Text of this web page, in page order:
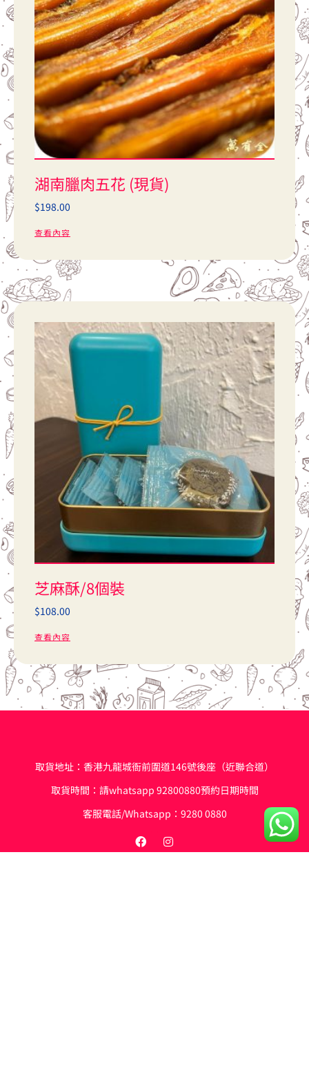
湖南臘肉五花 (現貨)
$198.00
查看內容
芝麻酥/8個裝
$108.00
查看內容
取貨地址：香港九龍城衙前圍道146號後座（近聯合道）
取貨時間：請whatsapp 92800880預約日期時間
客服電話/Whatsapp： 9280 0880